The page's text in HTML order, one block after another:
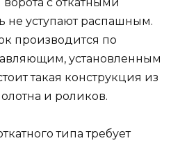
не уступают распашным.
производится по
установленным
такая конструкция из
и роликов.
типа требует